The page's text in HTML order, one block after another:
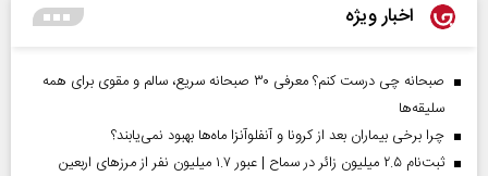
اخبار ویژه
صبحانه چی درست کنم؟ معرفی ۳۰ صبحانه سریع، سالم و مقوی برای همه
سلیقه‌ها
چرا برخی بیماران بعد از کرونا و آنفلوآنزا ماه‌ها بهبود نمی‌یابند؟
ثبت‌نام ۲.۵ میلیون زائر در سماح | عبور ۱.۷ میلیون نفر از مرز‌های اربعین